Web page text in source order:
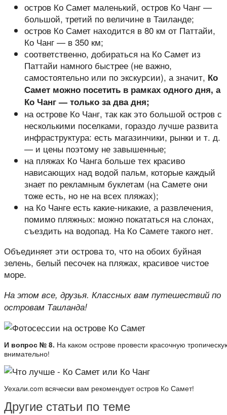
остров Ко Самет маленький, остров Ко Чанг —
большой, третий по величине в Таиланде;
остров Ко Самет находится в 80 км от Паттайи,
Ко Чанг — в 350 км;
соответственно, добираться на Ко Самет из
Паттайи намного быстрее (не важно,
самостоятельно или по экскурсии), а значит, Ко
Самет можно посетить в рамках одного дня, а
Ко Чанг — только за два дня;
на острове Ко Чанг, так как это большой остров с
несколькими поселками, гораздо лучше развита
инфраструктура: есть магазинчики, рынки и т. д.
— и цены поэтому не завышенные;
на пляжах Ко Чанга больше тех красиво
нависающих над водой пальм, которые каждый
знает по рекламным буклетам (на Самете они
тоже есть, но не на всех пляжах);
на Ко Чанге есть какие-никакие, а развлечения,
помимо пляжных: можно покататься на слонах,
съездить на водопад. На Ко Самете такого нет.
Объединяет эти острова то, что на обоих буйная
зелень, белый песочек на пляжах, красивое чистое
море.
На этом все, друзья. Классных вам путешествий по
островам Таиланда!
И вопрос № 8. На каком острове провести красочную
внимательно!
Уехали.com всячески вам рекомендует остров Ко Самет!
Другие статьи по теме